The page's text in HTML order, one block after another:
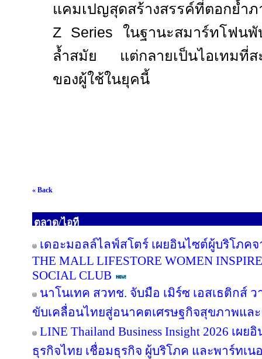
แคมเปญสุดสร้างสรรค์ที่ตอกย้
Z Series ในฐานะสมาร์ทโฟน
ล้ำสมัย แต่กลายเป็นไอเทมที่ส
ของผู้ใช้ในยุคนี้
« Back
ตลาด/ไอที
เดอะมอลล์ไลฟ์สโตร์ เผยอินไซต์ผู้บริโภค
THE MALL LIFESTORE WOMEN
SOCIAL CLUB
นาโนเทค สวทช. จับมือ เมิร์ซ เอสเธติกส์ ว
ขับเคลื่อนไทยสู่อนาคตเศรษฐกิจสุขภาพแล
LINE Thailand Business Insight 2026 เผ
ธุรกิจไทย เชื่อมธุรกิจ ผู้บริโภค และพาร์ทเน